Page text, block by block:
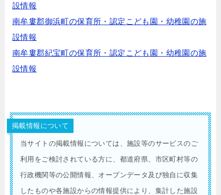
設情報
南牟婁郡御浜町の保育所・認定こども園・幼稚園の施
設情報
南牟婁郡紀宝町の保育所・認定こども園・幼稚園の施
設情報
掲載情報について
当サイトの掲載情報については、施設等のサービスのご
利用をご検討されている方に、都道府県、市区町村等の
行政機関等の公開情報、オープンデータ及び独自に収集
したものや各施設からの情報提供により、集計した施設